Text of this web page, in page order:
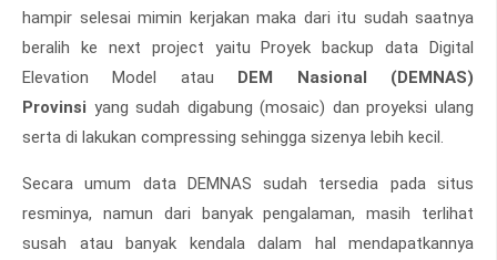
hampir selesai mimin kerjakan maka dari itu sudah saatnya
beralih ke next project yaitu Proyek backup data Digital
Elevation Model atau DEM Nasional (DEMNAS)
Provinsi yang sudah digabung (mosaic) dan proyeksi ulang
serta di lakukan compressing sehingga sizenya lebih kecil.
Secara umum data DEMNAS sudah tersedia pada situs
resminya, namun dari banyak pengalaman, masih terlihat
susah atau banyak kendala dalam hal mendapatkannya